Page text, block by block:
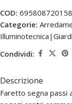
COD:
Categorie:
Condividi:
Descrizione
Faretto segna passi